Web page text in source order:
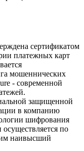
сертификатом
платежных карт
мошеннических
- современной
защищенной
в компанию
шифрования
по
наивысший